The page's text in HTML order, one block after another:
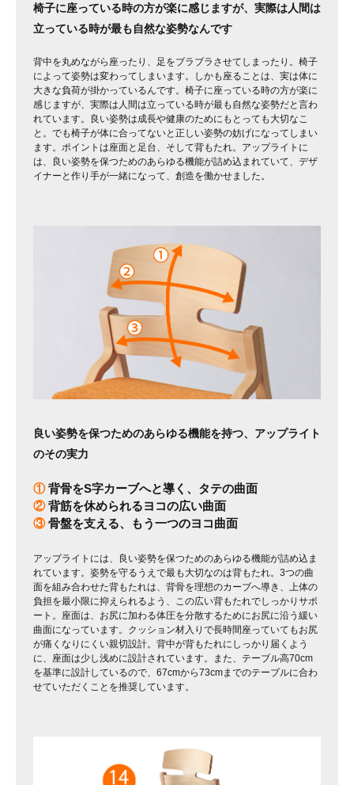
椅子に座っている時の方が楽に感じますが、実際は人間は
立っている時が最も自然な姿勢なんです
背中を丸めながら座ったり、足をブラブラさせてしまったり。椅子
によって姿勢は変わってしまいます。しかも座ることは、実は体に
大きな負荷が掛かっているんです。椅子に座っている時の方が楽に
感じますが、実際は人間は立っている時が最も自然な姿勢だと言わ
れています。良い姿勢は成長や健康のためにもとっても大切なこ
と。でも椅子が体に合ってないと正しい姿勢の妨げになってしまい
ます。ポイントは座面と足台、そして背もたれ。アップライトに
は、良い姿勢を保つためのあらゆる機能が詰め込まれていて、デザ
イナーと作り手が一緒になって、創造を働かせました。
良い姿勢を保つためのあらゆる機能を持つ、アップライト
のその実力
①背骨をS字カーブへと導く、タテの曲面
②背筋を休められるヨコの広い曲面
③骨盤を支える、もう一つのヨコ曲面
アップライトには、良い姿勢を保つためのあらゆる機能が詰め込ま
れています。姿勢を守るうえで最も大切なのは背もたれ。3つの曲
面を組み合わせた背もたれは、背骨を理想のカーブへ導き、上体の
負担を最小限に抑えられるよう、この広い背もたれでしっかりサポ
ート。座面は、お尻に加わる体圧を分散するためにお尻に沿う緩い
曲面になっています。クッション材入りで長時間座っていてもお尻
が痛くなりにくい親切設計。背中が背もたれにしっかり届くよう
に、座面は少し浅めに設計されています。また、テーブル高70cm
を基準に設計しているので、67cmから73cmまでのテーブルに合わ
せていただくことを推奨しています。